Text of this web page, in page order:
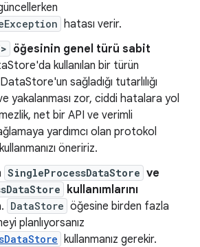
hatası verir.
öğesinin genel türü sabit
kullanılan bir türün
sağladığı tutarlılığı
yakalanması zor, ciddi hatalara yol
net bir API ve verimli
yardımcı olan protokol
öneririz.
SingleProcessDataStore ve
kullanımlarını
. DataStore öğesine birden fazla
planlıyorsanız
kullanmanız gerekir.